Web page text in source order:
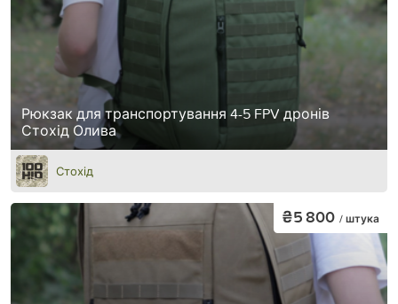
Рюкзак для транспортування 4-5 FPV дронів
Стохід Олива
Стохід
₴5 800 / штука